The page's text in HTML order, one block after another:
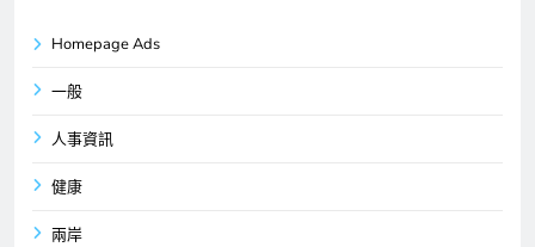
Homepage Ads
一般
人事資訊
健康
兩岸